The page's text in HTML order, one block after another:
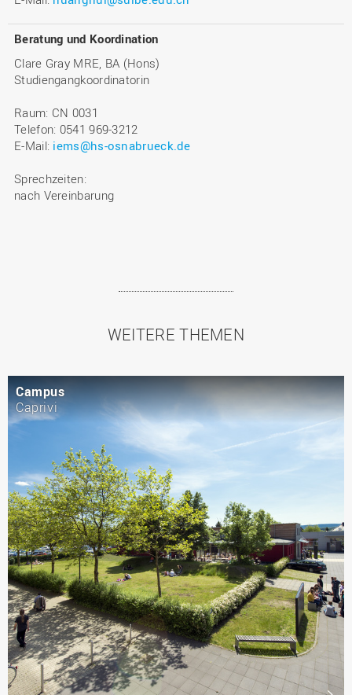
Beratung und Koordination
Clare Gray MRE, BA (Hons)
Studiengangkoordinatorin
Raum: CN 0031
Telefon: 0541 969-3212
E-Mail: iems@hs-osnabrueck.de
Sprechzeiten:
nach Vereinbarung
WEITERE THEMEN
Campus
Caprivi